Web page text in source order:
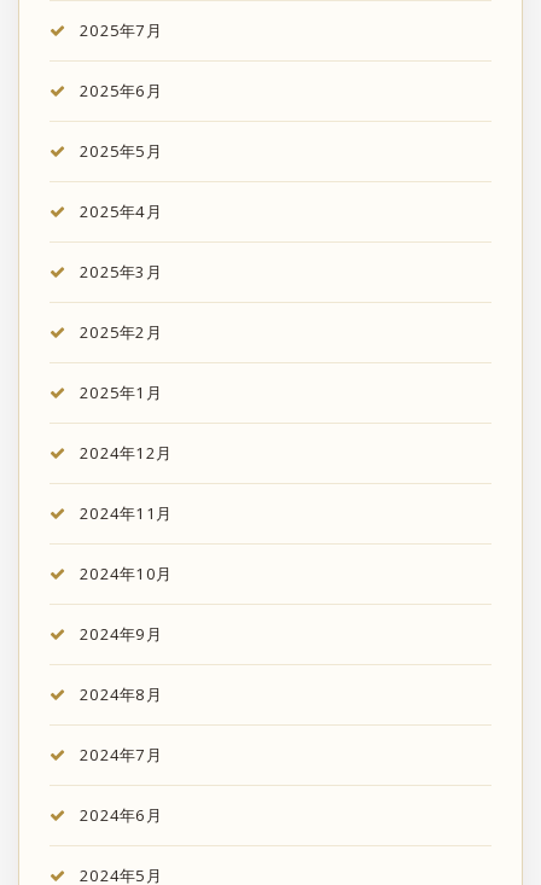
2025年7月
2025年6月
2025年5月
2025年4月
2025年3月
2025年2月
2025年1月
2024年12月
2024年11月
2024年10月
2024年9月
2024年8月
2024年7月
2024年6月
2024年5月